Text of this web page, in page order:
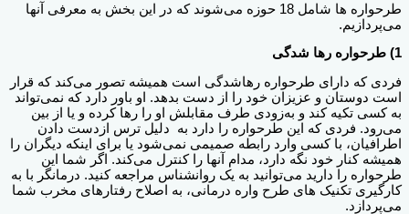
طرحواره ها شامل 18 حوزه می‌شوند که در این بخش به معرفی آنها
می‌پردازیم.
1) طرحواره رها شدگی
فردی که دارای طرحواره رهاشدگی است همیشه تصور می‌کند که قرار
است دوستان و عزیزان خود را از دست بدهد. او باور دارد که نمی‌تواند
به کسی تکیه کند و به‌زودی طرف مقابلش او را رها کرده و یا از بین
می‌رود. فردی که این طرحواره را دارد به دلیل ترس ازدست دادن
اطرافیان، با کسی وارد رابطه صمیمی نمی‌شود یا برای اینکه دیگران را
همیشه کنار خود نگه دارد، مدام آنها را کنترل می‌کند. اگر شما این
طرحواره را دارید می‌توانید به یک روانشناس مراجعه کنید. درمانگر با به
کارگیری تکنیک های طرح واره درمانی، به اصلاح رفتارهای مخرب شما
می‌پردازد.